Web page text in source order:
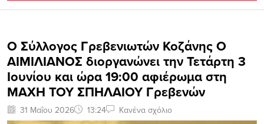
Ο Σύλλογος Γρεβενιωτών Κοζάνης Ο
ΑΙΜΙΛΙΑΝΟΣ διοργανώνει την Τετάρτη 3
Ιουνίου και ώρα 19:00 αφιέρωμα στη
ΜΑΧΗ ΤΟΥ ΣΠΗΛΑΙΟΥ Γρεβενών
31 Μαΐου 2026 13:24 Κανένα σχόλιο